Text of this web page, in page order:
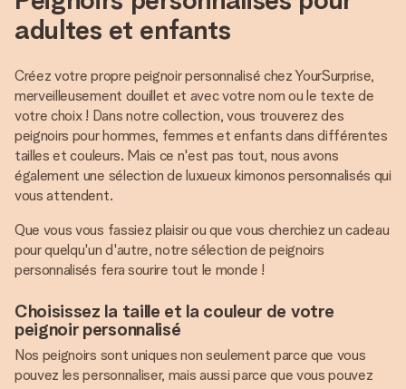
adultes et enfants
Créez votre propre peignoir personnalisé chez YourSurprise,
merveilleusement douillet et avec votre nom ou le texte de
votre choix ! Dans notre collection, vous trouverez des
peignoirs pour hommes, femmes et enfants dans différentes
tailles et couleurs. Mais ce n'est pas tout, nous avons
également une sélection de luxueux kimonos personnalisés qui
vous attendent.
Que vous vous fassiez plaisir ou que vous cherchiez un cadeau
pour quelqu'un d'autre, notre sélection de peignoirs
personnalisés fera sourire tout le monde !
Choisissez la taille et la couleur de votre
peignoir personnalisé
Nos peignoirs sont uniques non seulement parce que vous
pouvez les personnaliser, mais aussi parce que vous pouvez